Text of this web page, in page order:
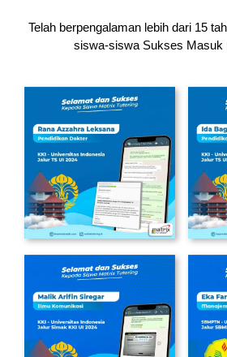
Telah berpengalaman lebih dari 15
siswa-siswa Sukses Masuk